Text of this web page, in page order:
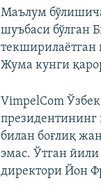
Маълум
шуъбаси бўлган
текширилаётган
Жума кунги
VimpelCom
президентининг
билан боғлиқ
эмас. Ўтган
директори Йон